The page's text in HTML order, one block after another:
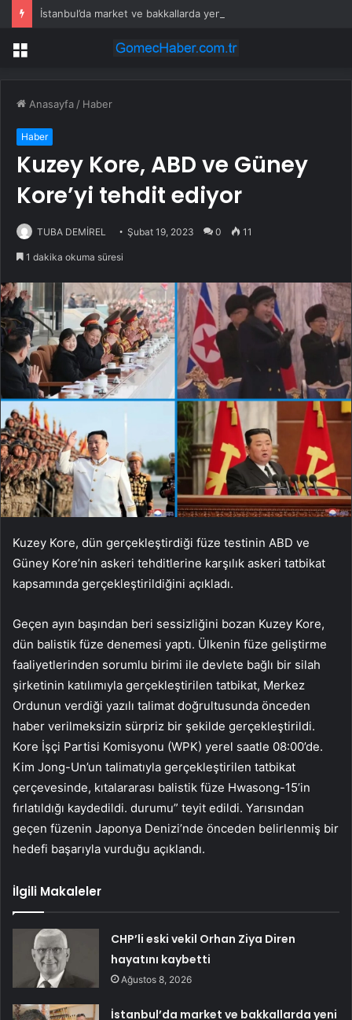
Menü
Anasayfa / Haber
Haber
Kuzey Kore, ABD ve Güney
Kore’yi tehdit ediyor
TUBA DEMİREL Şubat 19, 2023 0 11
1 dakika okuma süresi
Kuzey Kore, dün gerçekleştirdiği füze testinin ABD ve
Güney Kore’nin askeri tehditlerine karşılık askeri tatbikat
kapsamında gerçekleştirildiğini açıkladı.
Geçen ayın başından beri sessizliğini bozan Kuzey Kore,
dün balistik füze denemesi yaptı. Ülkenin füze geliştirme
faaliyetlerinden sorumlu birimi ile devlete bağlı bir silah
şirketinin katılımıyla gerçekleştirilen tatbikat, Merkez
Ordunun verdiği yazılı talimat doğrultusunda önceden
haber verilmeksizin sürpriz bir şekilde gerçekleştirildi.
Kore İşçi Partisi Komisyonu (WPK) yerel saatle 08:00’de.
Kim Jong-Un’un talimatıyla gerçekleştirilen tatbikat
çerçevesinde, kıtalararası balistik füze Hwasong-15’in
fırlatıldığı kaydedildi. durumu” teyit edildi. Yarısından
geçen füzenin Japonya Denizi’nde önceden belirlenmiş bir
hedefi başarıyla vurduğu açıklandı.
İlgili Makaleler
CHP’li eski vekil Orhan Ziya Diren
hayatını kaybetti
Ağustos 8, 2026
İstanbul’da market ve bakkallarda yeni